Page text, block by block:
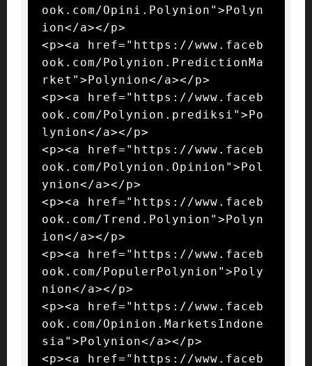
ook.com/Opini.Polynion">Polyn
ion</a></p>
<p><a href="https://www.faceb
ook.com/Polynion.PredictionMa
rket">Polynion</a></p>
<p><a href="https://www.faceb
ook.com/Polynion.prediksi">Po
lynion</a></p>
<p><a href="https://www.faceb
ook.com/Polynion.Opinion">Pol
ynion</a></p>
<p><a href="https://www.faceb
ook.com/Trend.Polynion">Polyn
ion</a></p>
<p><a href="https://www.faceb
ook.com/PopulerPolynion">Poly
nion</a></p>
<p><a href="https://www.faceb
ook.com/Opinion.MarketsIndone
sia">Polynion</a></p>
<p><a href="https://www.faceb